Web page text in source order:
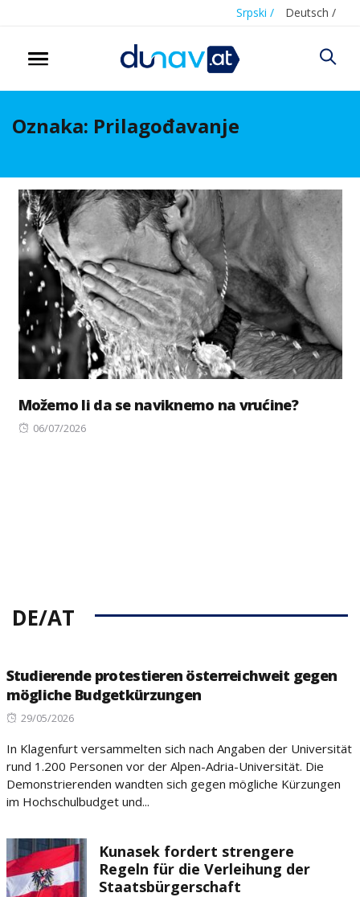
Srpski / Deutsch /
Oznaka: Prilagođavanje
Možemo li da se naviknemo na vrućine?
Posted
06/07/2026
DE/AT
Studierende protestieren österreichweit gegen
mögliche Budgetkürzungen
Posted
29/05/2026
In Klagenfurt versammelten sich nach Angaben der Universität
rund 1.200 Personen vor der Alpen-Adria-Universität. Die
Demonstrierenden wandten sich gegen mögliche Kürzungen
im Hochschulbudget und...
Kunasek fordert strengere
Regeln für die Verleihung der
Staatsbürgerschaft